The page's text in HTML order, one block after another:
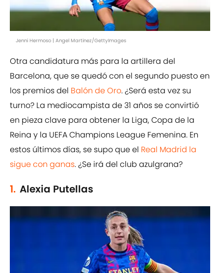
Jenni Hermoso | Angel Martinez/GettyImages
Otra candidatura más para la artillera del
Barcelona, que se quedó con el segundo puesto en
los premios del Balón de Oro. ¿Será esta vez su
turno? La mediocampista de 31 años se convirtió
en pieza clave para obtener la Liga, Copa de la
Reina y la UEFA Champions League Femenina. En
estos últimos días, se supo que el Real Madrid la
sigue con ganas. ¿Se irá del club azulgrana?
1. Alexia Putellas